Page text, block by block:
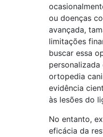
ou doenças
avançada,
limitações
buscar essa
ortopedia
evidência
às lesões do
No entanto,
eficácia da